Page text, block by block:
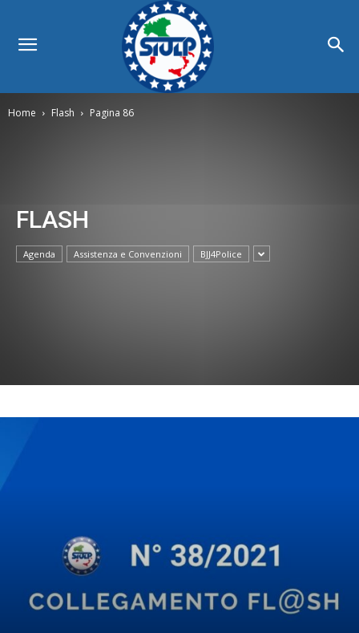
Home Flash Pagina 86
FLASH
Agenda Assistenza e Convenzioni BJJ4Police